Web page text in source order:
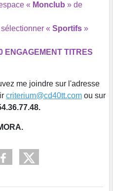
« Monclub » de
« Sportifs »
ENGAGEMENT TITRES
me joindre sur l'adresse
criterium@cd40tt.com ou sur